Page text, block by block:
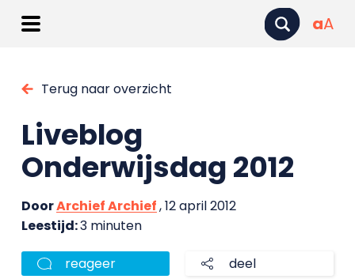
aA
Terug naar overzicht
Liveblog
Onderwijsdag 2012
DoorArchief Archief, 12 april 2012
Leestijd:3 minuten
reageer deel